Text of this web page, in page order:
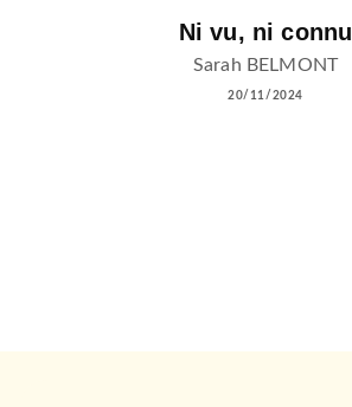
Ni vu, ni connu
Sarah BELMONT
20/11/2024